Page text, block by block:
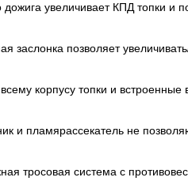
увеличивает КПД топки и
заслонка позволяет
корпусу топки и
и пламярассекатель не
тросовая система с